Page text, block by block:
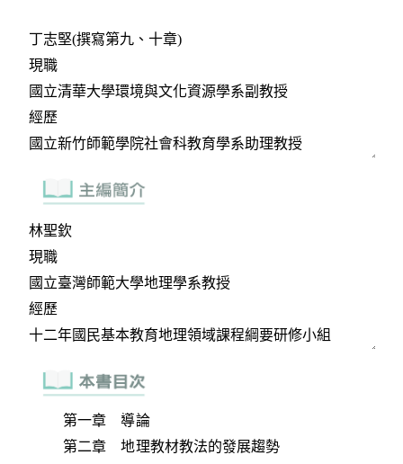
第一章 導論
第二章 地理教材教法的發展趨勢